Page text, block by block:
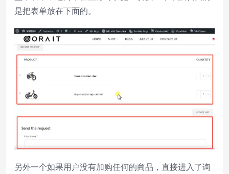
是把表单放在下面的。
另外一个如果用户没有加购任何的商品，直接进入了询